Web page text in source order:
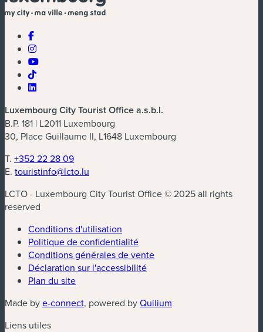
Luxembourg City Tourist Office a.s.b.l.
B.P. 181 | L2011 Luxembourg
30, Place Guillaume II, L1648 Luxembourg
T. +352 22 28 09
E. touristinfo@lcto.lu
LCTO - Luxembourg City Tourist Office © 2025 all rights
reserved
Conditions d'utilisation
Politique de confidentialité
Conditions générales de vente
Déclaration sur l'accessibilité
Plan du site
Made bye-connect(nouvelle fenêtre)
, powered byQuilium
Liens utiles